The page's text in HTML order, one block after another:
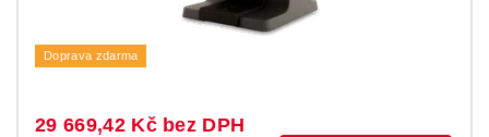
Doprava zdarma
29 669,42 Kč bez DPH